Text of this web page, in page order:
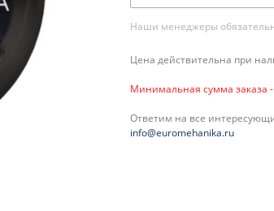
Наши менеджеры
Цена действительна при
Минимальная сумма заказа
Ответим на все
info@euromehanika.ru